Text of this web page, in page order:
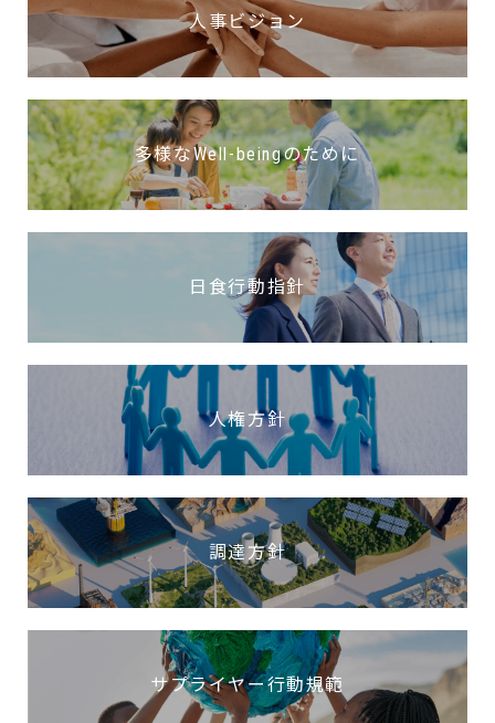
人事ビジョン
多様なWell-beingのために
日食行動指針
人権方針
調達方針
サプライヤー行動規範